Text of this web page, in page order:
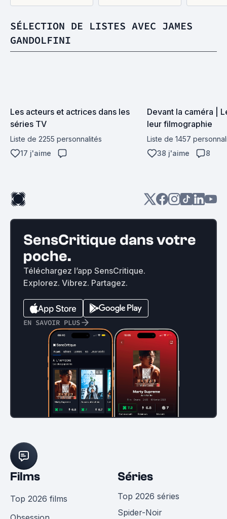
SÉLECTION DE LISTES AVEC JAMES
GANDOLFINI
Les acteurs et actrices dans les
séries TV
Liste de 2255 personnalités
17 j'aime
Devant la caméra |
leur filmographie
Liste de 1457
38 j'aime
8
SensCritique dans votre
poche.
Téléchargez l’app SensCritique.
Explorez. Vibrez. Partagez.
EN SAVOIR PLUS
Films
Top 2026 films
Séries
Top 2026 séries
Spider-Noir